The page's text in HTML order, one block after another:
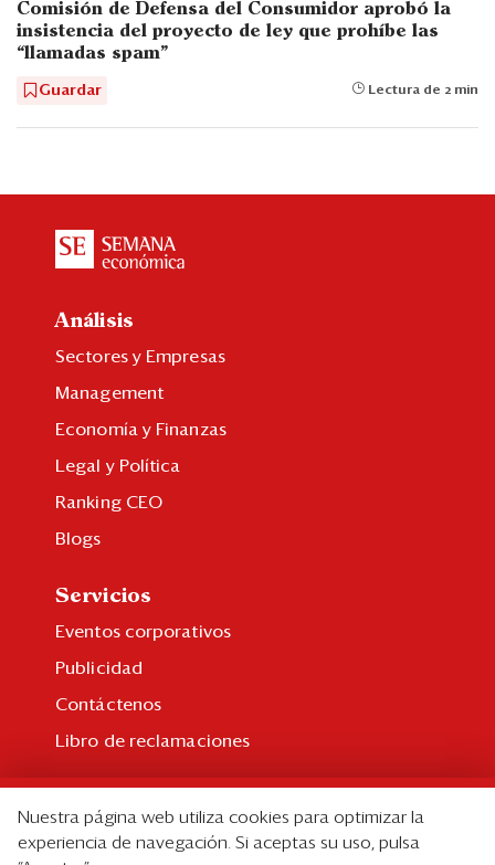
Comisión de Defensa del Consumidor aprobó la
insistencia del proyecto de ley que prohíbe las
“llamadas spam”
Guardar Lectura de 2 min
Análisis
Sectores y Empresas
Management
Economía y Finanzas
Legal y Política
Ranking CEO
Blogs
Servicios
Eventos corporativos
Publicidad
Contáctenos
Libro de reclamaciones
Suscripción individual
Nuestra página web utiliza cookies para optimizar la
experiencia de navegación. Si aceptas su uso, pulsa